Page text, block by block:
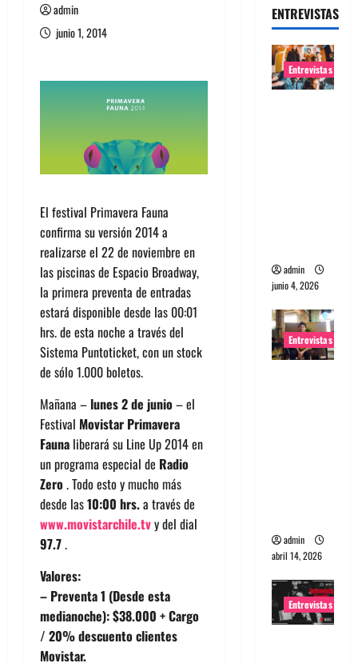
admin
junio 1, 2014
El festival Primavera Fauna
confirma su versión 2014 a
realizarse el 22 de noviembre en
las piscinas de Espacio Broadway,
la primera preventa de entradas
estará disponible desde las 00:01
hrs. de esta noche a través del
Sistema Puntoticket, con un stock
de sólo 1.000 boletos.
Mañana – lunes 2 de junio– el
Festival Movistar Primavera
Fauna liberará su Line Up 2014 en
un programa especial de Radio
Zero. Todo esto y mucho más
desde las10:00 hrs.a través de
www.movistarchile.tvy del dial
97.7.
Valores:
– Preventa 1 (Desde esta
medianoche): $38.000 + Cargo
/ 20% descuento clientes
Movistar.
ENTREVISTAS
Entrevistas
admin
junio 4, 2026
Entrevistas
admin
abril 14, 2026
Entrevistas